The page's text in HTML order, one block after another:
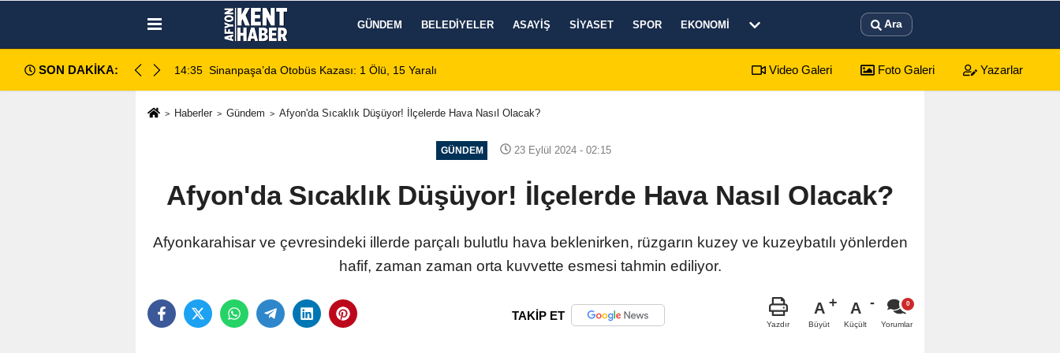
GÜNDEM BELEDIYELER ASAYIŞ SIYASET SPOR EKONOMI Ara
SON DAKİKA:
Yaralı 14:40 Afyon Cenaze İlanları: 8 Ağustos 2026 Video Galeri Foto Galeri Yazarlar
Haberler Gündem Afyon'da Sıcaklık Düşüyor! İlçelerde Hava Nasıl Olacak?
GÜNDEM 23 Eylül 2024 - 02:15
Afyon'da Sıcaklık Düşüyor! İlçelerde Hava Nasıl Olacak?
Afyonkarahisar ve çevresindeki illerde parçalı bulutlu hava beklenirken, rüzgarın kuzey ve kuzeybatılı yönlerden
hafif, zaman zaman orta kuvvette esmesi tahmin ediliyor.
TAKİP ET
Yazdır
A
Büyüt
A
Küçült Yorumlar